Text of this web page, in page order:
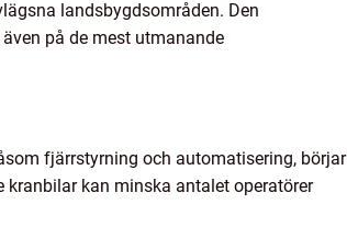
landsbygdsområden. Den
på de mest utmanande
fjärrstyrning och automatisering, börjar
kan minska antalet operatörer